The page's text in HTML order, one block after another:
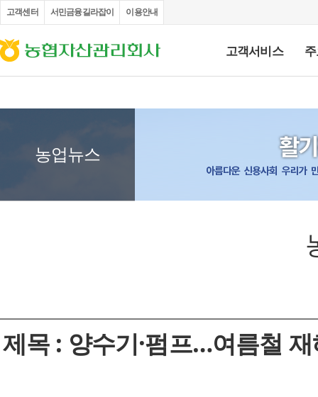
고객센터 서민금융길라잡이 이용안내
고객서비스
농업뉴스
제목 : 양수기·펌프…여름철